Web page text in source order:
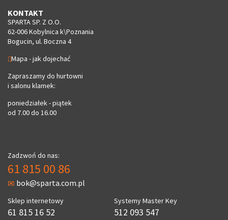
KONTAKT
SPARTA SP. Z O.O.
62-006 Kobylnica k\Poznania
Bogucin, ul. Boczna 4
Mapa - jak dojechać
Zapraszamy do hurtowni
i salonu klamek:
poniedziałek - piątek
od 7.00 do 16.00
Zadzwoń do nas:
61 815 00 86
bok@sparta.com.pl
Sklep internetowy
61 815 16 52
Systemy Master Key
512 093 547